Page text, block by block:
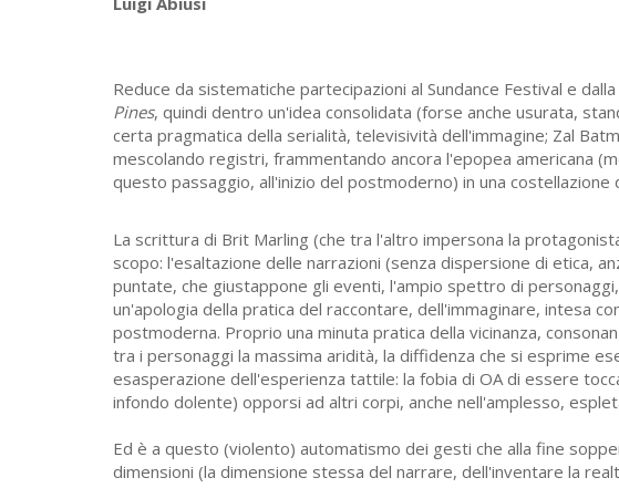
Reduce da sistematiche partecipazioni al Sundance Festival e
Pines, quindi dentro un'idea consolidata (forse anche usurata,
certa pragmatica della serialità, televisività dell'immagine; Zal
mescolando registri, frammentando ancora l'epopea americana
questo passaggio, all'inizio del postmoderno) in una
La scrittura di Brit Marling (che tra l'altro impersona la
scopo: l'esaltazione delle narrazioni (senza dispersione di etica,
puntate, che giustappone gli eventi, l'ampio spettro di
un'apologia della pratica del raccontare, dell'immaginare, intesa
postmoderna. Proprio una minuta pratica della vicinanza,
tra i personaggi la massima aridità, la diffidenza che si esprime
esasperazione dell'esperienza tattile: la fobia di OA di essere
infondo dolente) opporsi ad altri corpi, anche nell'amplesso,
Ed è a questo (violento) automatismo dei gesti che alla fine
dimensioni (la dimensione stessa del narrare, dell'inventare la